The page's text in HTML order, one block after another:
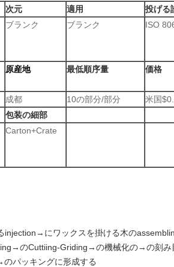
次元 適用 投げる
ブランク ブランク ISO
原産地 最低順序量 価格
成都 10の部分/部分 米国
包装の細部
Carton+Crate
にワックスを掛ける木の
のCuttiing-Griding→の機械化の→の刻み
パッキングに形成する